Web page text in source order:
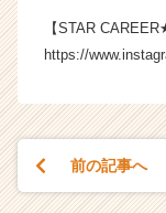
【STAR
https://
前の記事へ